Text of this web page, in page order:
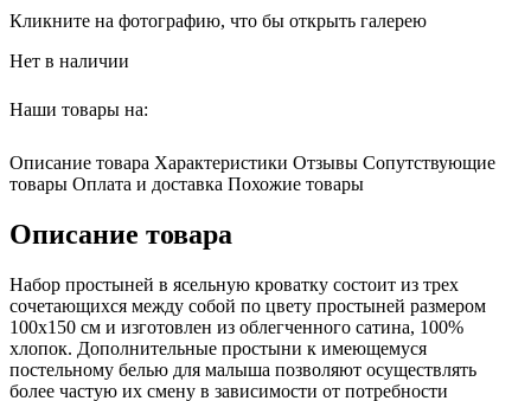
Кликните на фотографию, что бы открыть галерею
Нет в наличии
Наши товары на:
Описание товара Характеристики Отзывы Сопутствующие
товары Оплата и доставка Похожие товары
Описание товара
Набор простыней в ясельную кроватку состоит из трех
сочетающихся между собой по цвету простыней размером
100х150 см и изготовлен из облегченного сатина, 100%
хлопок. Дополнительные простыни к имеющемуся
постельному белью для малыша позволяют осуществлять
более частую их смену в зависимости от потребности